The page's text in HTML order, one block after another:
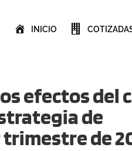
INICIO
efectos del
de
de